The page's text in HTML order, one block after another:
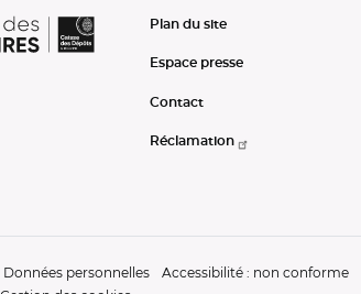
Plan du site
Espace presse
Contact
Réclamation
Données personnelles Accessibilité : non conforme